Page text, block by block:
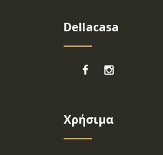
Dellacasa
Χρήσιμα